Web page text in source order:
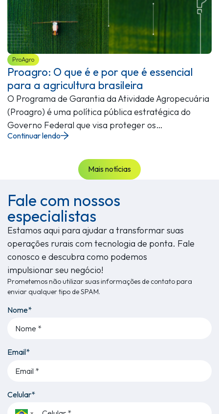
ProAgro
Proagro: O que é e por que é essencial
para a agricultura brasileira
O Programa de Garantia da Atividade Agropecuária
(Proagro) é uma política pública estratégica do
Governo Federal que visa proteger os…
Continuar lendo
Mais notícias
Fale com nossos
especialistas
Estamos aqui para ajudar a transformar suas
operações rurais com tecnologia de ponta. Fale
conosco e descubra como podemos
impulsionar seu negócio!
Prometemos não utilizar suas informações de contato para
enviar qualquer tipo de SPAM.
Nome*
Email*
Celular*